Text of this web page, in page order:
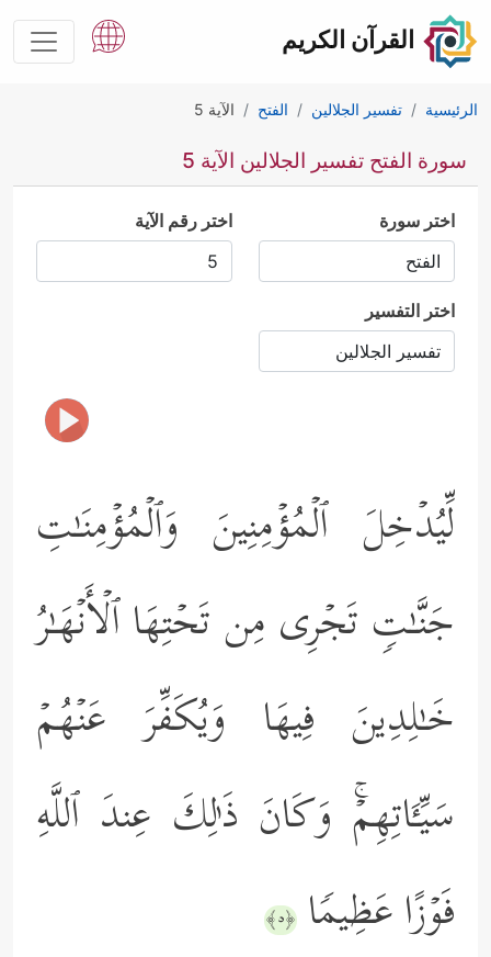
القرآن الكريم
الرئيسية تفسير الجلالين الفتح الآية 5
سورة الفتح تفسير الجلالين الآية 5
اختر سورة اختر رقم الآية
اختر التفسير
لِّیُدۡخِلَ ٱلۡمُؤۡمِنِینَ وَٱلۡمُؤۡمِنَـٰتِ
جَنَّـٰتࣲ تَجۡرِی مِن تَحۡتِهَا ٱلۡأَنۡهَـٰرُ
خَـٰلِدِینَ فِیهَا وَیُكَفِّرَ عَنۡهُمۡ
سَیِّـَٔاتِهِمۡۚ وَكَانَ ذَ ٰ⁠لِكَ عِندَ ٱللَّهِ
فَوۡزًا عَظِیمࣰا ﴿٥﴾